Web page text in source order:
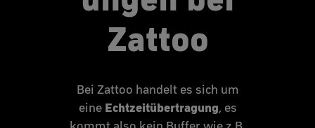
Zattoo
Bei Zattoo handelt es sich um
eine Echtzeitübertragung, es